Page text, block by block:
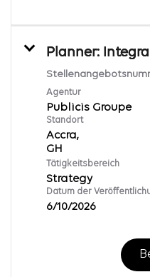
Planner:
Agentur
Publicis Groupe
Standort
Accra,
Tätigkeitsbereich
Strategy
Datum der
6/10/2026